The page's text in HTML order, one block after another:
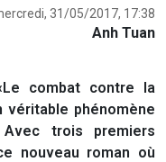
31/05/2017, 17:38
Anh Tuan
combat contre la
véritable phénomène
trois premiers
nouveau roman où